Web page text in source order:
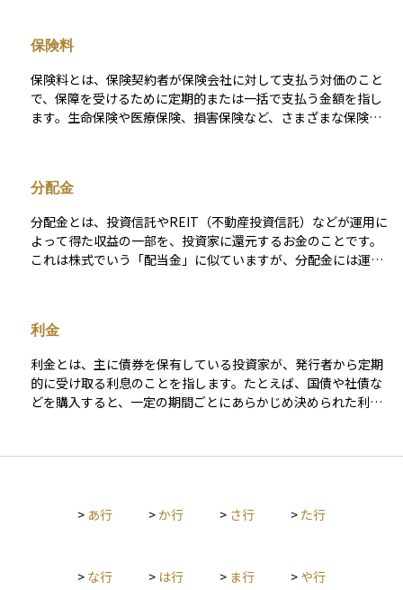
料などのコストが発生することにも注意が必要です。また、投
資信託ごとに運用方針やリスクの水準が異なり、運用の専門家
がその方針に基づいて投資先を選定し、資金を運用していきま
す。
保険料
保険料とは、保険契約者が保険会社に対して支払う対価のこと
で、保障を受けるために定期的または一括で支払う金額を指し
ます。生命保険や医療保険、損害保険など、さまざまな保険商
た、主契約に加えて特約（オプション）を付加することで、保
険料が増えることもあります。保険料は、契約を維持し続ける
ために必要な支出であり、未納が続くと保障が失効する場合も
あるため、支払計画を立てることが大切です。資産運用の観点
からも、保険料の支払いが家計に与える影響や、保障と費用の
分配金
分配金とは、投資信託やREIT（不動産投資信託）などが運用に
よって得た収益の一部を、投資家に還元するお金のことです。
これは株式でいう「配当金」に似ていますが、分配金には運用
頻度は投資信託の商品ごとに異なり、毎月、半年ごと、年に一
度などさまざまです。投資初心者にとっては、「お金が戻って
くる」という安心感がありますが、長期的な資産形成を考える
うえでは、分配金の出し方やその内容をしっかり理解すること
が大切です。
利金
利金とは、主に債券を保有している投資家が、発行者から定期
的に受け取る利息のことを指します。たとえば、国債や社債な
どを購入すると、一定の期間ごとにあらかじめ決められた利率
支払い頻度が決まっており、受け取る額も比較的安定していま
狙う投資スタイルで重視されるポイントです。なお、利金には
> あ行 >か行 > さ行 > た行
> な行 > は行 > ま行 > や行